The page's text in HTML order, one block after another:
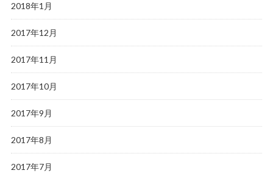
2018年1月
2017年12月
2017年11月
2017年10月
2017年9月
2017年8月
2017年7月